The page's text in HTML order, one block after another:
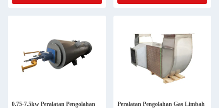
0.75-7.5kw Peralatan Pengolahan
Peralatan Pengolahan Gas Limbah